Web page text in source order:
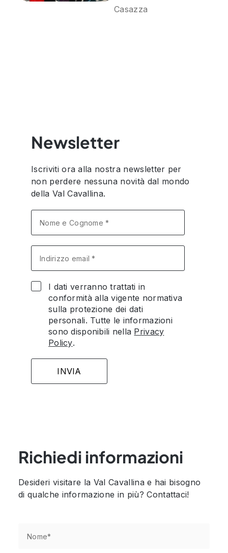
Casazza
Newsletter
Iscriviti ora alla nostra newsletter per
non perdere nessuna novità dal mondo
della Val Cavallina.
I dati verranno trattati in
conformità alla vigente normativa
sulla protezione dei dati
personali. Tutte le informazioni
sono disponibili nella Privacy
Policy.
Richiedi informazioni
Desideri visitare la Val Cavallina e hai bisogno
di qualche informazione in più? Contattaci!